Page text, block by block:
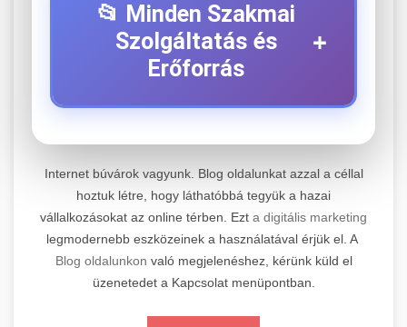
📂 Minden Szakmai
Szolgáltatás és
Erőforrás
+
+
Professzionális elektromos roller javítási és
karbantartási szolgáltatások. Szakértő
technikusaink minőségi szervízt nyújtanak
minden jelentős márkához és modellhez.
Szervizközpont Látogatása
📊 2. Online Marketing
Ügynökség
+
Átfogó online marketing szolgáltatások,
beleértve a SEO-t, közösségi média kezelést és
Internet búvárok vagyunk. Blog oldalunkat azzal a céllal
hoztuk létre, hogy láthatóbbá tegyük a hazai
vállalkozásokat az online térben. Ezt a digitális marketing
legmodernebb eszközeinek a használatával érjük el. A
Blog oldalunkon való megjelenéshez, kérünk küld el
üzenetedet a Kapcsolat menüpontban.